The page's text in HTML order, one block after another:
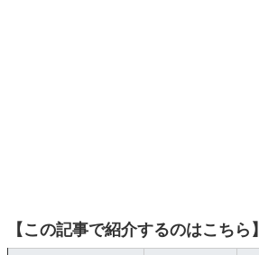
【この記事で紹介するのはこちら】